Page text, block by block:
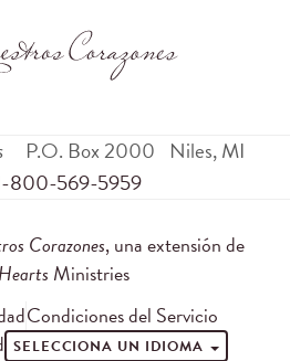
P.O. Box 2000 Niles,MI
800-569-5959
Corazones, una extensión de
Ministries
Condiciones del Servicio
SELECCIONA UN IDIOMA